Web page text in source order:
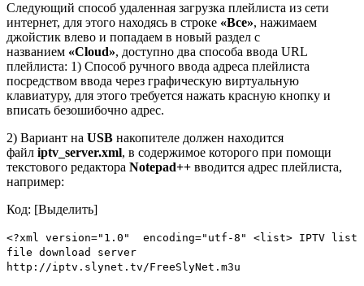
Следующий способ удаленная загрузка плейлиста из сети
интернет, для этого находясь в строке «Все», нажимаем
джойстик влево и попадаем в новый раздел с
названием «Cloud», доступно два способа ввода URL
плейлиста: 1) Способ ручного ввода адреса плейлиста
посредством ввода через графическую виртуальную
клавиатуру, для этого требуется нажать красную кнопку и
вписать безошибочно адрес.
2) Вариант на USB накопителе должен находится
файл iptv_server.xml, в содержимое которого при помощи
текстового редактора Notepad++ вводится адрес плейлиста,
например:
Код: [Выделить]
<?xml version="1.0" encoding="utf-8" <list> IPTV list
file download server
http://iptv.slynet.tv/FreeSlyNet.m3u